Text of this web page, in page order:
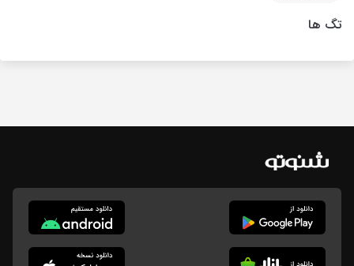
تگ ها